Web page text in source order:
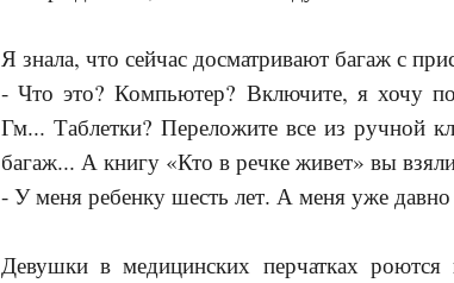
Я знала, что сейчас досматривают багаж с
- Что это? Компьютер? Включите, я хочу
Гм... Таблетки? Переложите все из ручной
багаж... А книгу «Кто в речке живет» вы
- У меня ребенку шесть лет. А меня уже давно
Девушки в медицинских перчатках